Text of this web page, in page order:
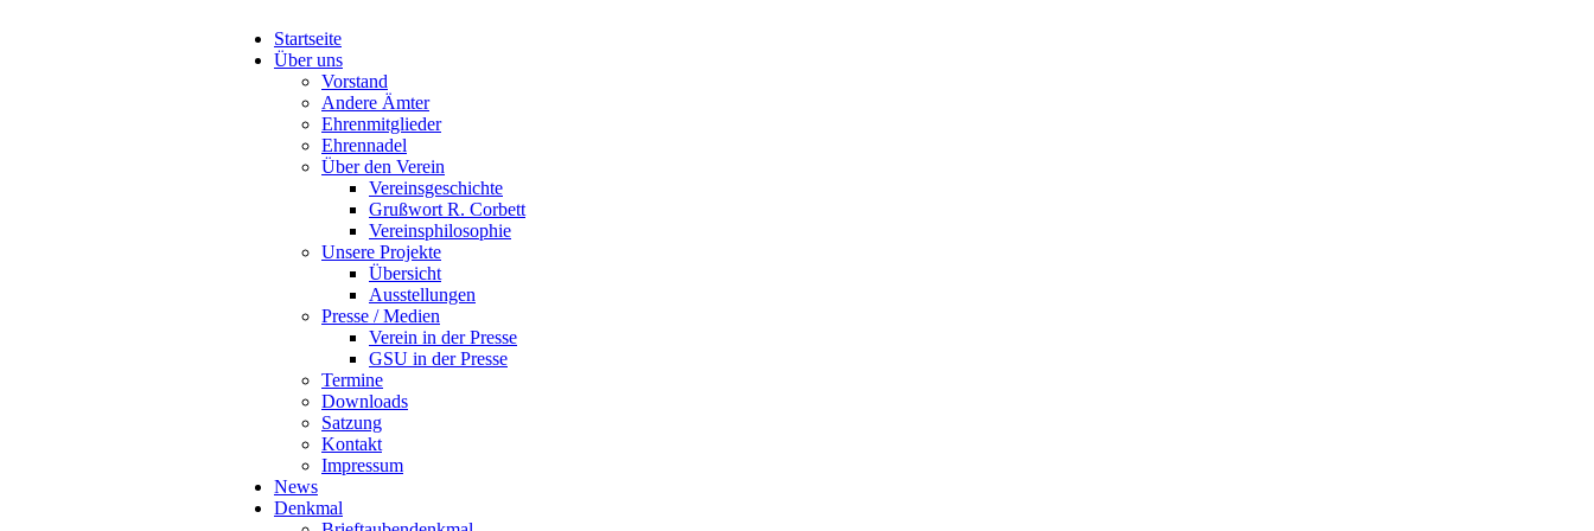
Startseite
Über uns
Vorstand
Andere Ämter
Ehrenmitglieder
Ehrennadel
Über den Verein
Vereinsgeschichte
Grußwort R. Corbett
Vereinsphilosophie
Unsere Projekte
Übersicht
Ausstellungen
Presse / Medien
Verein in der Presse
GSU in der Presse
Termine
Downloads
Satzung
Kontakt
Impressum
News
Denkmal